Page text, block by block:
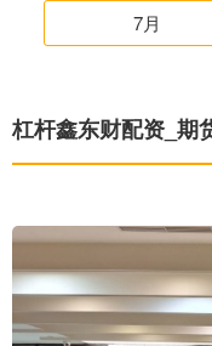
7月
杠杆鑫东财配资_期